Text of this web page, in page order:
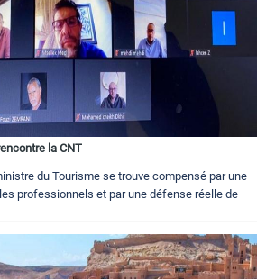
la CNT
du Tourisme se trouve compensé par une
professionnels et par une défense réelle de